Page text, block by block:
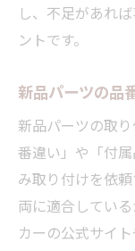
し、不足があれ
ントです。
新品パーツの品
新品パーツの取
番違い」や「付
み取り付けを依
両に適合してい
カーの公式サイ